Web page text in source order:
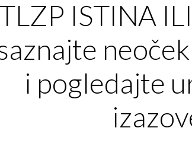
TLZP ISTINA
i pogledajte